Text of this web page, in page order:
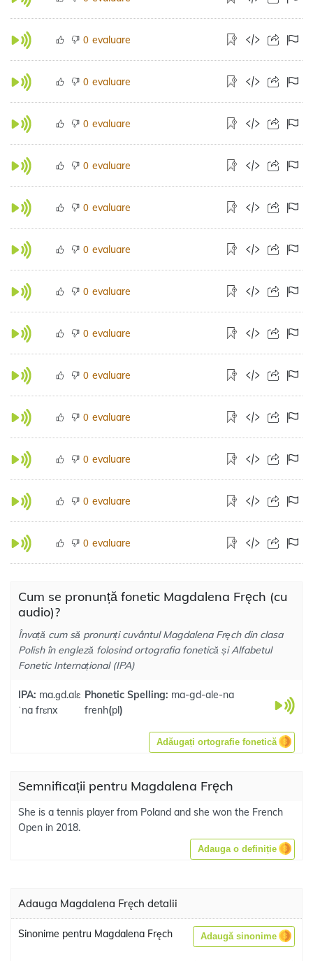
0 evaluare
0 evaluare
0 evaluare
0 evaluare
0 evaluare
0 evaluare
0 evaluare
0 evaluare
0 evaluare
0 evaluare
0 evaluare
0 evaluare
0 evaluare
Cum se pronunță fonetic Magdalena Fręch (cu
audio)?
Învață cum să pronunți cuvântul Magdalena Fręch din clasa
Polish în engleză folosind ortografia fonetică și Alfabetul
Fonetic Internațional (IPA)
IPA: ma.ɡd.alɛ
ˈna frɛnx
Phonetic Spelling: ma-gd-ale-na
frenh(pl)
Adăugați ortografie fonetică
Semnificații pentru Magdalena Fręch
She is a tennis player from Poland and she won the French
Open in 2018.
Adauga o definiție
Adauga Magdalena Fręch detalii
Sinonime pentru Magdalena Fręch Adaugă sinonime